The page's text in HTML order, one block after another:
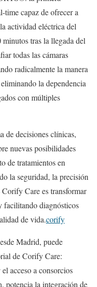
time capaz de ofrecer a
actividad eléctrica del
tras la llegada del
todas las cámaras
radicalmente la manera
la dependencia
con múltiples
decisiones clínicas,
nuevas posibilidades
de tratamientos en
la seguridad, la precisión
Care es transformar
facilitando diagnósticos
de vida.corify
Madrid, puede
de Corify Care:
acceso a consorcios
potencia la integración de